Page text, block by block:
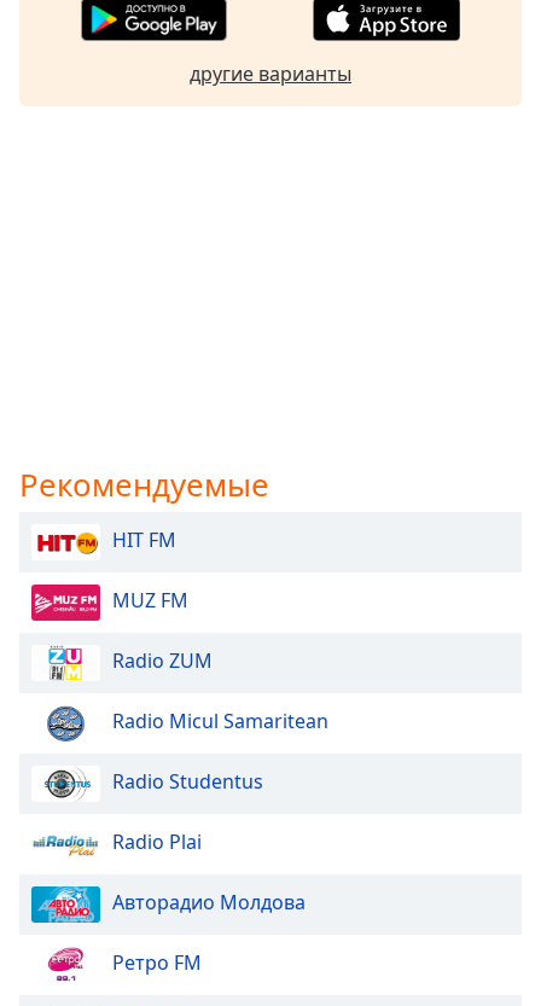
другие варианты
Рекомендуемые
HIT FM
MUZ FM
Radio ZUM
Radio Micul Samaritean
Radio Studentus
Radio Plai
Авторадио Молдова
Ретро FM